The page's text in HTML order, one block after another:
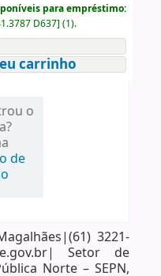
para empréstimo:
D637] (1).
carrinho
o
de
3221-
Setor de
Norte – SEPN,